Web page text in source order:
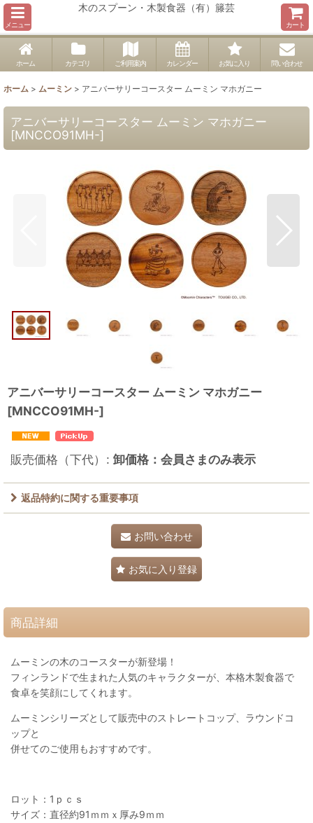
メニュー
木のスプーン・木製食器（有）籐芸
カート
ホーム カテゴリ ご利用案内 カレンダー お気に入り 問い合わせ
ホーム > ムーミン > アニバーサリーコースター ムーミン マホガニー
アニバーサリーコースター ムーミン マホガニー
[MNCCO91MH-]
アニバーサリーコースター ムーミン マホガニー
[MNCCO91MH-]
販売価格（下代） : 卸価格：会員さまのみ表示
返品特約に関する重要事項
お問い合わせ
お気に入り登録
商品詳細
ムーミンの木のコースターが新登場！
フィンランドで生まれた人気のキャラクターが、本格木製食器で
食卓を笑顔にしてくれます。
ムーミンシリーズとして販売中のストレートコップ、ラウンドコ
ップと
併せてのご使用もおすすめです。
ロット：1ｐｃｓ
サイズ：直径約91ｍｍｘ厚み9ｍｍ